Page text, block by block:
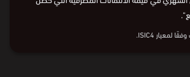
الشهري في قيمة الائتمانات المصرفية التي حصل